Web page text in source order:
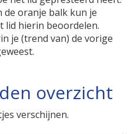
de oranje balk kun je
lid hierin beoordelen.
je (trend van) de vorige
overzicht
verschijnen.